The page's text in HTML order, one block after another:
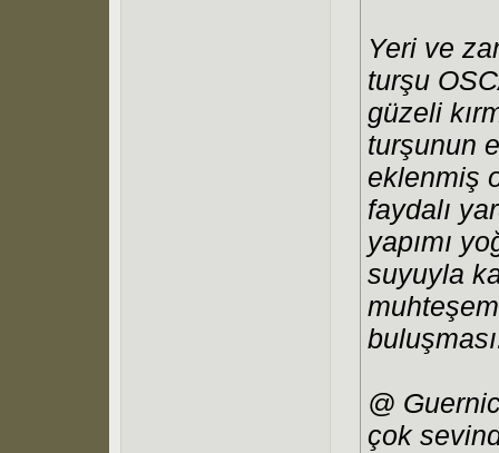
Yeri ve
turşu
güzeli
turşunun
eklenmiş
faydalı
yapımı
suyuyla
@
çok